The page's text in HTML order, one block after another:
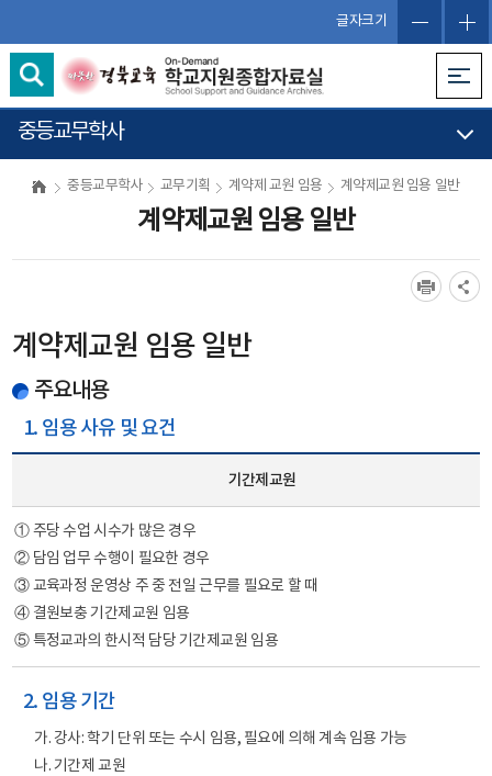
글자크기
중등교무학사
중등교무학사 교무기획 계약제 교원 임용 계약제교원 임용 일반
계약제교원 임용 일반
계약제교원 임용 일반
주요내용
1. 임용 사유 및 요건
기간제교원
① 주당 수업 시수가 많은 경우
② 담임 업무 수행이 필요한 경우
③ 교육과정 운영상 주 중 전일 근무를 필요로 할 때
④ 결원보충 기간제교원 임용
⑤ 특정교과의 한시적 담당 기간제교원 임용
2. 임용 기간
가. 강사: 학기 단위 또는 수시 임용, 필요에 의해 계속 임용 가능
나. 기간제 교원